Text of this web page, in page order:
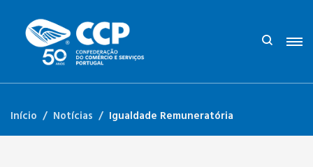
Início Notícias Igualdade Remuneratória